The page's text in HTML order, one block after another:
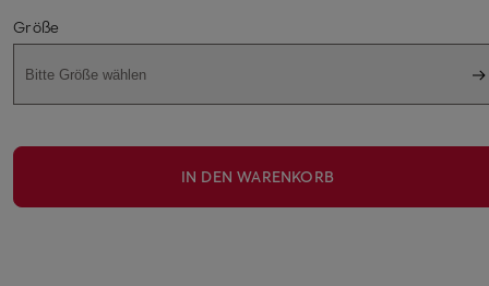
Größe
Bitte Größe wählen
IN DEN WARENKORB